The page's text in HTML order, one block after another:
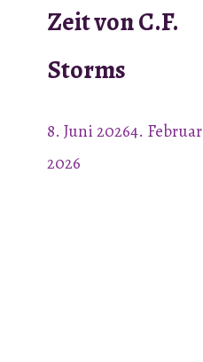
Zeit von C.F.
Storms
8. Juni 20264. Februar
2026